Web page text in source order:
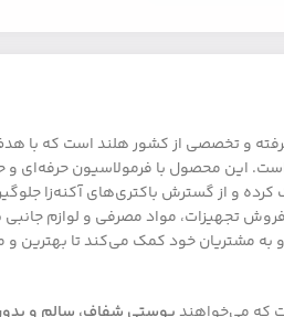
این محصول با فرمولاسیون حرفه‌ای و
و از گسترش باکتری‌های آکنه‌زا
در زمینه فروش تجهیزات، مواد مصرفی و لوازم
به مشتریان خود کمک می‌کند تا بهترین و